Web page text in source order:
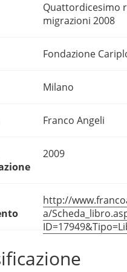
Quattordicesimo
migrazioni 2008
Fondazione
Milano
Franco Angeli
2009
http://
a/